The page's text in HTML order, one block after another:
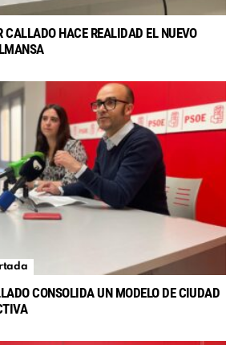
CALLADO HACE REALIDAD EL NUEVO
CONSOLIDA UN MODELO DE CIUDAD